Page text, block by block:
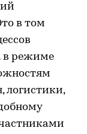
в том
в режиме
логистики,